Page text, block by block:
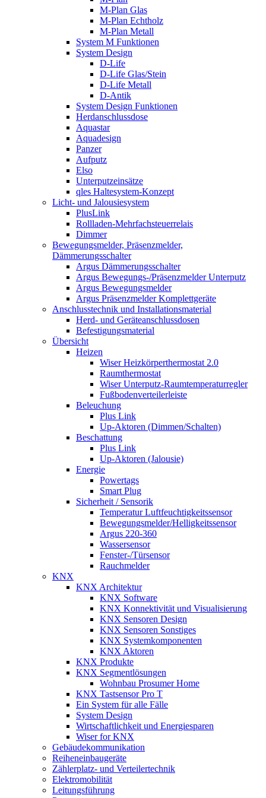
M-Plan Glas
M-Plan Echtholz
M-Plan Metall
System M Funktionen
System Design
D-Life
D-Life Glas/Stein
D-Life Metall
D-Antik
System Design Funktionen
Herdanschlussdose
Aquastar
Aquadesign
Panzer
Aufputz
Elso
Unterputzeinsätze
qles Haltesystem-Konzept
Licht- und Jalousiesystem
PlusLink
Rollladen-Mehrfachsteuerrelais
Dimmer
Bewegungsmelder, Präsenzmelder,
Dämmerungsschalter
Argus Dämmerungsschalter
Argus Bewegungs-/Präsenzmelder Unterputz
Argus Bewegungsmelder
Argus Präsenzmelder Komplettgeräte
Anschlusstechnik und Installationsmaterial
Herd- und Geräteanschlussdosen
Befestigungsmaterial
Übersicht
Heizen
Wiser Heizkörperthermostat 2.0
Raumthermostat
Wiser Unterputz-Raumtemperaturregler
Fußbodenverteilerleiste
Beleuchung
Plus Link
Up-Aktoren (Dimmen/Schalten)
Beschattung
Plus Link
Up-Aktoren (Jalousie)
Energie
Powertags
Smart Plug
Sicherheit / Sensorik
Temperatur Luftfeuchtigkeitssensor
Bewegungsmelder/Helligkeitssensor
Argus 220-360
Wassersensor
Fenster-/Türsensor
Rauchmelder
KNX
KNX Architektur
KNX Software
KNX Konnektivität und Visualisierung
KNX Sensoren Design
KNX Sensoren Sonstiges
KNX Systemkomponenten
KNX Aktoren
KNX Produkte
KNX Segmentlösungen
Wohnbau Prosumer Home
KNX Tastsensor Pro T
Ein System für alle Fälle
System Design
Wirtschaftlichkeit und Energiesparen
Wiser for KNX
Gebäudekommunikation
Reiheneinbaugeräte
Zählerplatz- und Verteilertechnik
Elektromobilität
Leitungsführung